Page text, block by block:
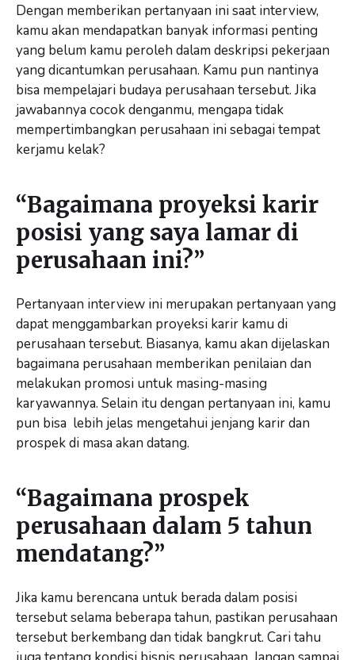
Dengan memberikan pertanyaan ini saat interview,
kamu akan mendapatkan banyak informasi penting
yang belum kamu peroleh dalam deskripsi pekerjaan
yang dicantumkan perusahaan. Kamu pun nantinya
bisa mempelajari budaya perusahaan tersebut. Jika
jawabannya cocok denganmu, mengapa tidak
mempertimbangkan perusahaan ini sebagai tempat
kerjamu kelak?
“Bagaimana proyeksi karir
posisi yang saya lamar di
perusahaan ini?”
Pertanyaan interview ini merupakan pertanyaan yang
dapat menggambarkan proyeksi karir kamu di
perusahaan tersebut. Biasanya, kamu akan dijelaskan
bagaimana perusahaan memberikan penilaian dan
melakukan promosi untuk masing-masing
karyawannya. Selain itu dengan pertanyaan ini, kamu
pun bisa lebih jelas mengetahui jenjang karir dan
prospek di masa akan datang.
“Bagaimana prospek
perusahaan dalam 5 tahun
mendatang?”
Jika kamu berencana untuk berada dalam posisi
tersebut selama beberapa tahun, pastikan perusahaan
tersebut berkembang dan tidak bangkrut. Cari tahu